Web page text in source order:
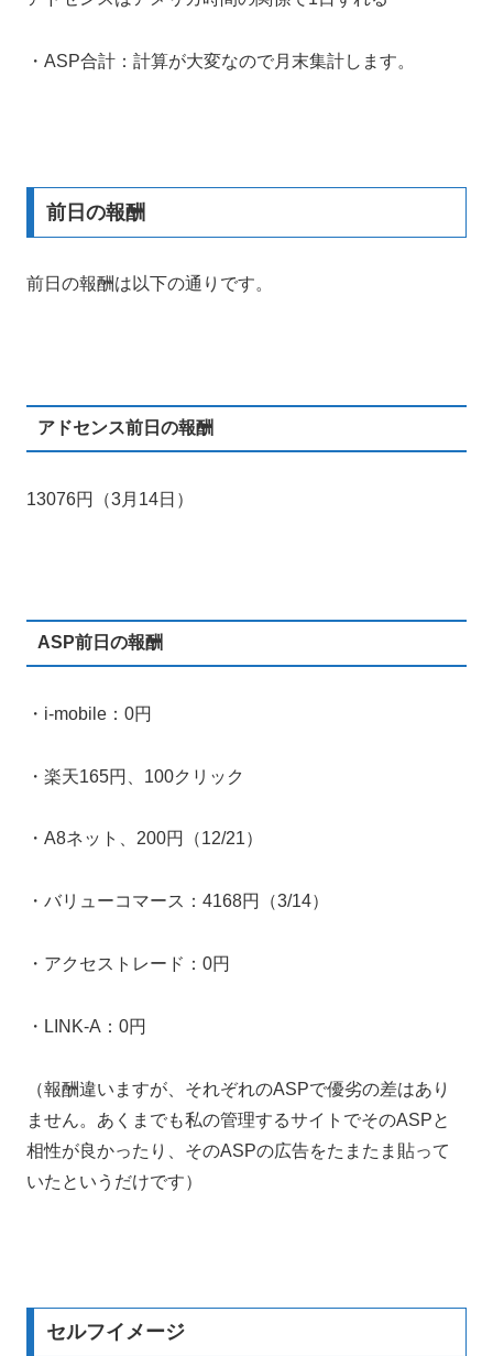
・ASP合計：計算が大変なので月末集計します。
前日の報酬
前日の報酬は以下の通りです。
アドセンス前日の報酬
13076円（3月14日）
ASP前日の報酬
・i-mobile：0円
・楽天165円、100クリック
・A8ネット、200円（12/21）
・バリューコマース：4168円（3/14）
・アクセストレード：0円
・LINK-A：0円
（報酬違いますが、それぞれのASPで優劣の差はあり
ません。あくまでも私の管理するサイトでそのASPと
相性が良かったり、そのASPの広告をたまたま貼って
いたというだけです）
セルフイメージ